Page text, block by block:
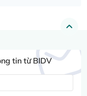
tin từ BIDV